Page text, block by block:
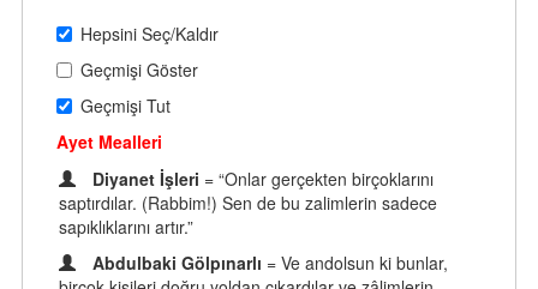
Hepsini Seç/Kaldır
Geçmişi Göster
Geçmişi Tut
Ayet Mealleri
Diyanet İşleri = “Onlar gerçekten birçoklarını
saptırdılar. (Rabbim!) Sen de bu zalimlerin sadece
sapıklıklarını artır.”
Abdulbaki Gölpınarlı = Ve andolsun ki bunlar,